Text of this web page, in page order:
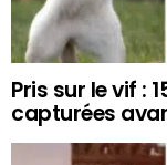
Pris sur le vif :
capturées